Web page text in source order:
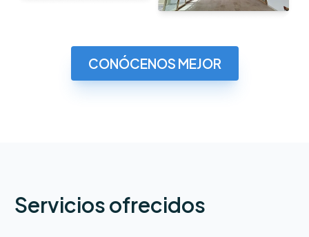
CONÓCENOS MEJOR
Servicios ofrecidos